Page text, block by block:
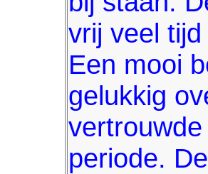
vrij veel
Een mooi
gelukkig
periode.